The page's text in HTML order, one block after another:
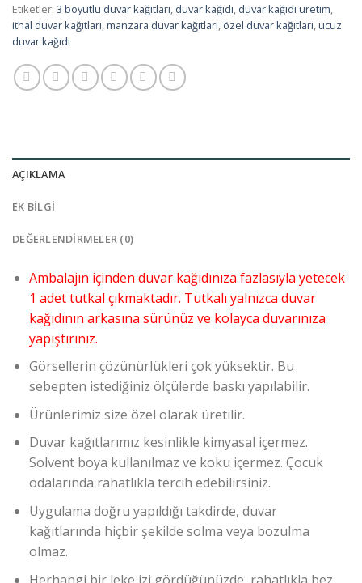
Etiketler: 3 boyutlu duvar kağıtları, duvar kağıdı, duvar kağıdı üretim,
ithal duvar kağıtları,manzara duvar kağıtları, özel duvar kağıtları,ucuz
duvar kağıdı
AÇIKLAMA
EK BILGI
DEĞERLENDIRMELER (0)
Ambalajın içinden duvar kağıdınıza fazlasıyla yetecek
1 adet tutkal çıkmaktadır. Tutkalı yalnızca duvar
kağıdının arkasına sürünüz ve kolayca duvarınıza
yapıştırınız.
Görsellerin çözünürlükleri çok yüksektir. Bu
sebepten istediğiniz ölçülerde baskı yapılabilir.
Ürünlerimiz size özel olarak üretilir.
Duvar kağıtlarımız kesinlikle kimyasal içermez.
Solvent boya kullanılmaz ve koku içermez. Çocuk
odalarında rahatlıkla tercih edebilirsiniz.
Uygulama doğru yapıldığı takdirde, duvar
kağıtlarında hiçbir şekilde solma veya bozulma
olmaz.